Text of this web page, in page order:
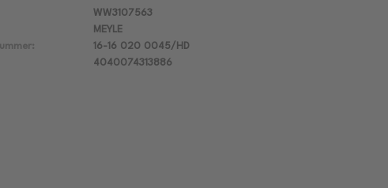
WW3107563
MEYLE
16-16 020 0045/HD
4040074313886